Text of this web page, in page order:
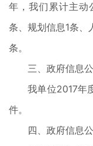
年，我们累计主动
条、规划信息1条、
条。
三、政府信息
我单位2017年
件。
四、政府信息